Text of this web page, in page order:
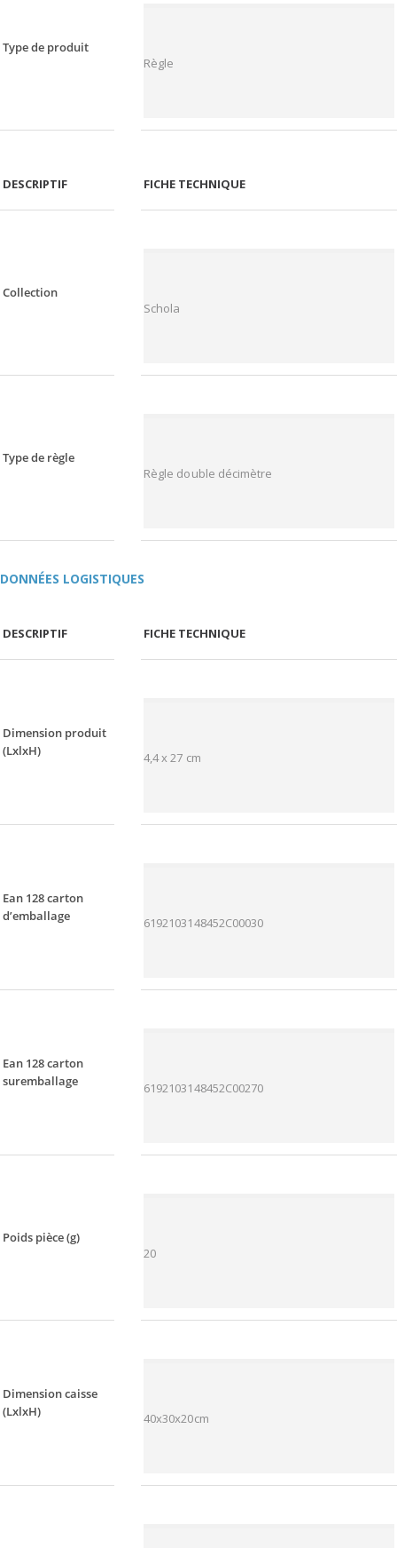
Type de produit
Règle
DESCRIPTIF FICHE TECHNIQUE
Collection
Schola
Type de règle
Règle double décimètre
DONNÉES LOGISTIQUES
DESCRIPTIF FICHE TECHNIQUE
Dimension produit
(LxlxH)
4,4 x 27 cm
Ean 128 carton
d’emballage
6192103148452C00030
Ean 128 carton
suremballage
6192103148452C00270
Poids pièce (g)
20
Dimension caisse
(LxlxH)
40x30x20cm